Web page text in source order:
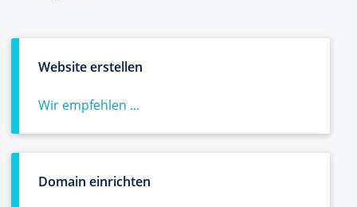
Website erstellen
Wir empfehlen ...
Domain einrichten